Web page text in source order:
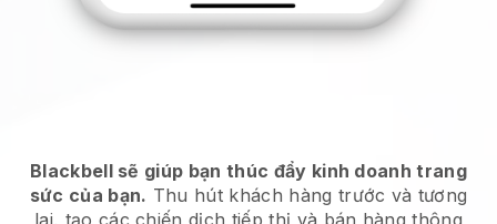
Blackbell sẽ giúp bạn thúc đẩy kinh doanh trang
sức của bạn. Thu hút khách hàng trước và tương